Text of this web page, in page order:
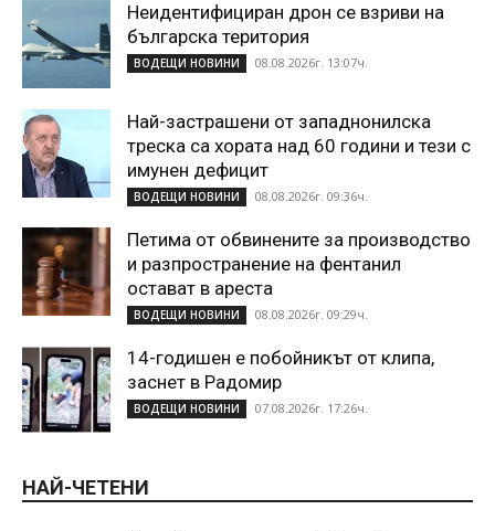
Неидентифициран дрон се взриви на
българска територия
ВОДЕЩИ НОВИНИ 08.08.2026г. 13:07ч.
Най-застрашени от западнонилска
треска са хората над 60 години и тези с
имунен дефицит
ВОДЕЩИ НОВИНИ 08.08.2026г. 09:36ч.
Петима от обвинените за производство
и разпространение на фентанил
остават в ареста
ВОДЕЩИ НОВИНИ 08.08.2026г. 09:29ч.
14-годишен е побойникът от клипа,
заснет в Радомир
ВОДЕЩИ НОВИНИ 07.08.2026г. 17:26ч.
НАЙ-ЧЕТЕНИ